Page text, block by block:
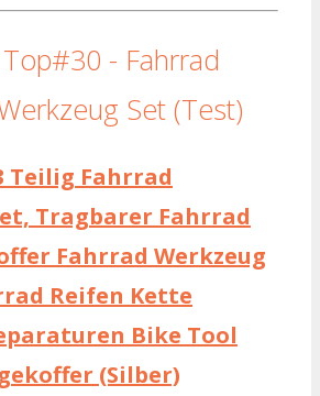
- Fahrrad
Set (Test)
Teilig Fahrrad
Tragbarer Fahrrad
Fahrrad Werkzeug
Reifen Kette
Bike Tool
(Silber)